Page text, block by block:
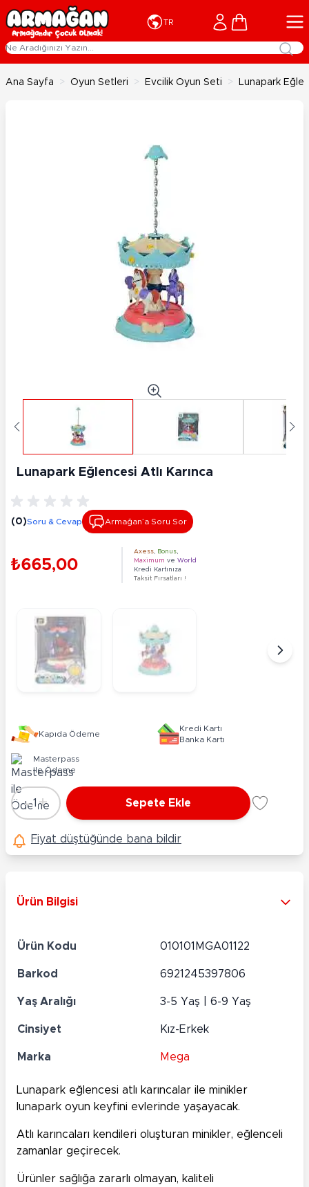
İçeriğe geç
TR Cart
Ana Sayfa > Oyun Setleri > Evcilik Oyun Seti > Lunapark
Lunapark Eğlencesi Atlı Karınca
(0)Soru & Cevap Armağan’a Soru Sor
₺665,00
Axess Bonus
Maximum ve World
Kredi Kartınıza
Taksit Fırsatları !
Kapıda Ödeme
Kredi Kartı
Banka Kartı
Masterpass
ile Ödeme
Adet
-1 + Sepete Ekle
Fiyat düştüğünde bana bildir
Ürün Bilgisi
Ürün Kodu 010101MGA01122
Barkod 6921245397806
Yaş Aralığı 3-5 Yaş | 6-9 Yaş
Cinsiyet Kız-Erkek
Marka Mega
Lunapark eğlencesi atlı karıncalar ile minikler
lunapark oyun keyfini evlerinde yaşayacak.
Atlı karıncaları kendileri oluşturan minikler, eğlenceli
zamanlar geçirecek.
Ürünler sağlığa zararlı olmayan, kaliteli